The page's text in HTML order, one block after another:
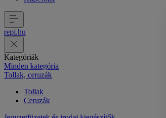
repi.hu
Kategóriák
Minden kategória
Tollak, ceruzák
Tollak
Ceruzák